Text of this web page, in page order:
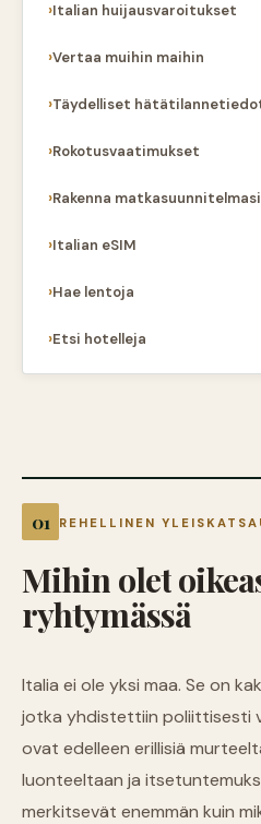
REHELLINEN
Mihin olet
ryhtymässä
Italia ei ole yksi maa. Se on
jotka yhdistettiin poliittisesti
ovat edelleen erillisiä
luonteeltaan ja
merkitsevät enemmän kuin
Italian huijausvaroitukset
Vertaa muihin maihin
Täydelliset
Rokotusvaatimukset
Rakenna matkasuunnitelmasi
Italian eSIM
Hae lentoja
Etsi hotelleja